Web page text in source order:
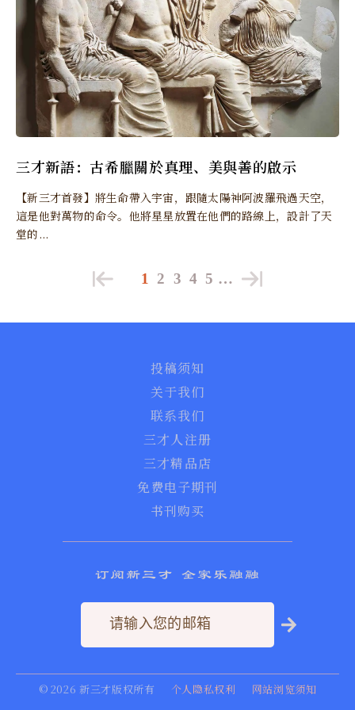
三才新語：古希臘關於真理、美與善的啟示
【新三才首發】將生命帶入宇宙，跟隨太陽神阿波羅飛過天空，
這是他對萬物的命令。他將星星放置在他們的路線上，設計了天
堂的...
1 2 3 4 5 …
投稿须知
关于我们
联系我们
三才人注册
三才精品店
免费电子期刊
书刊购买
订阅新三才 全家乐融融
© 2026 新三才版权所有 个人隐私权利 网站浏览须知